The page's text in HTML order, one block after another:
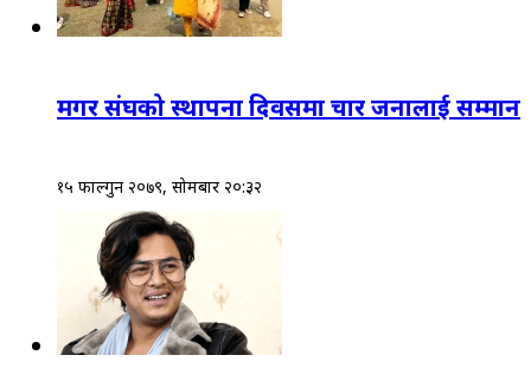
मगर संघको स्थापना दिवसमा चार जनालाई सम्मान
१५ फाल्गुन २०७९, सोमबार २०:३२